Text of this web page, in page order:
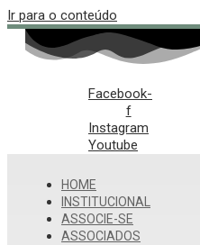
Ir para o conteúdo
Facebook-
f
Instagram
Youtube
HOME
INSTITUCIONAL
ASSOCIE-SE
ASSOCIADOS